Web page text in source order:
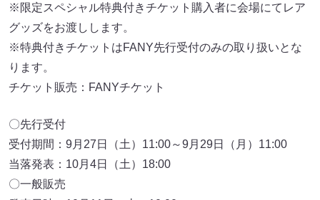
※限定スペシャル特典付きチケット購入者に会場にてレア
グッズをお渡しします。
※特典付きチケットはFANY先行受付のみの取り扱いとな
ります。
チケット販売：FANYチケット
〇先行受付
受付期間：9月27日（土）11:00～9月29日（月）11:00
当落発表：10月4日（土）18:00
〇一般販売